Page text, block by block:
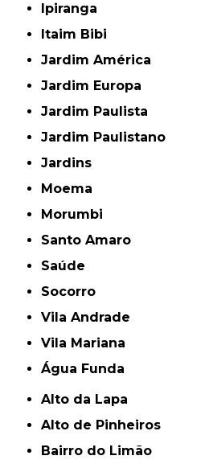
Ipiranga
Itaim Bibi
Jardim América
Jardim Europa
Jardim Paulista
Jardim Paulistano
Jardins
Moema
Morumbi
Santo Amaro
Saúde
Socorro
Vila Andrade
Vila Mariana
Água Funda
Alto da Lapa
Alto de Pinheiros
Bairro do Limão